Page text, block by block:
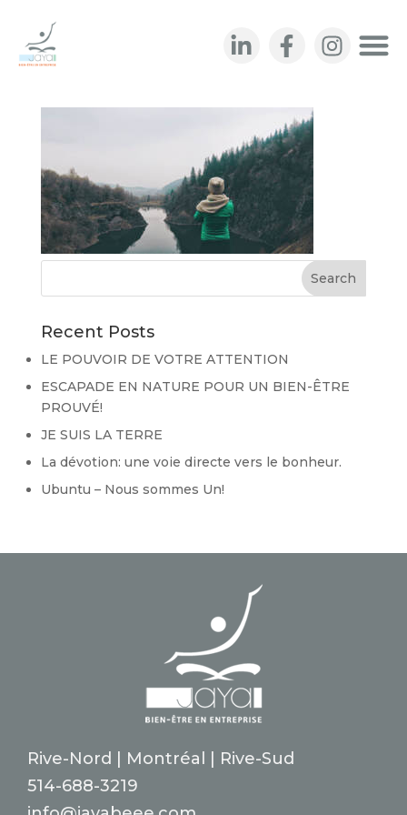
fugue
Recent Posts
LE POUVOIR DE VOTRE ATTENTION
ESCAPADE EN NATURE POUR UN BIEN-ÊTRE
PROUVÉ!
JE SUIS LA TERRE
La dévotion: une voie directe vers le bonheur.
Ubuntu – Nous sommes Un!
Rive-Nord | Montréal | Rive-Sud
514-688-3219